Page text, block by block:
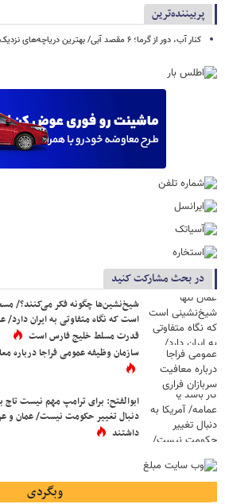
پربیننده‌ترین
کنار آب، دور از گرما؛ ۶ مقصد آبی/ بهترین دریاچه‌های نزدیک تهران
در بحث مشارکت کنید
شیخ‌نشین‌ها چگونه فکر می‌کنند؟/
است که نگاه متفاوتی به ایران دارد/
قدرت مسلط خلیج فارس است
سازمان وظیفه عمومی فراجا درباره
ابوالفتح: برای ترامپ مهم نیست تاج
دنبال تغییر حکومت نیست/ عمان و
داشتند
وبگردی